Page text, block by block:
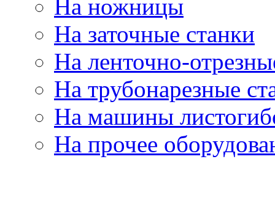
На ножницы
На заточные станки
На ленточно-
На трубонарезные
На машины
На прочее